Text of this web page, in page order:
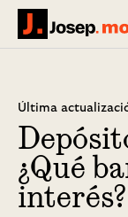
Josep.money
Última
¿Qué
interés?